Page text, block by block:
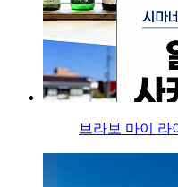
브라보 마이 라